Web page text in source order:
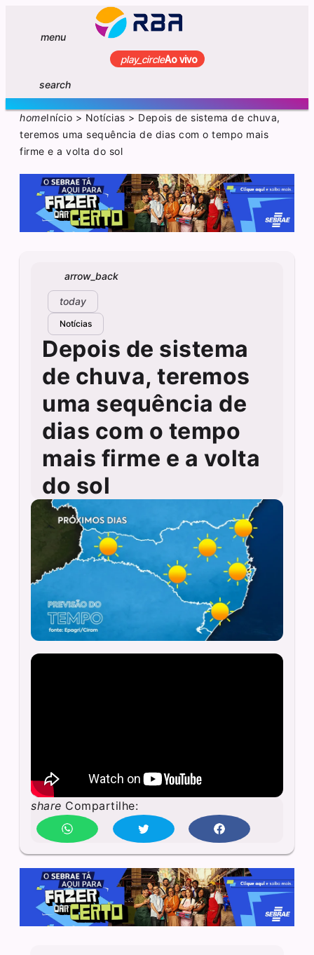
menu
play_circleAo vivo
search
homeInício > Notícias > Depois de sistema de chuva,
teremos uma sequência de dias com o tempo mais
firme e a volta do sol
arrow_back
today
Notícias
Depois de sistema
de chuva, teremos
uma sequência de
dias com o tempo
mais firme e a volta
do sol
share Compartilhe: